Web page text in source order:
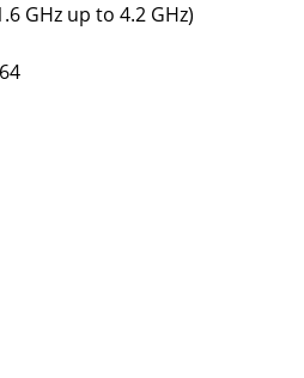
GHz up to 4.2 GHz)